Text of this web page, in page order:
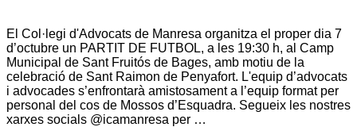
El Col·legi d'Advocats de Manresa organitza el proper dia 7
d’octubre un PARTIT DE FUTBOL, a les 19:30 h, al Camp
Municipal de Sant Fruitós de Bages, amb motiu de la
celebració de Sant Raimon de Penyafort. L'equip d’advocats
i advocades s’enfrontarà amistosament a l’equip format per
personal del cos de Mossos d’Esquadra. Segueix les nostres
xarxes socials @icamanresa per …